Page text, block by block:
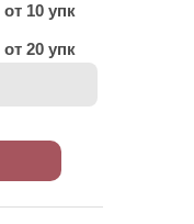
от 10 упк
от 20 упк